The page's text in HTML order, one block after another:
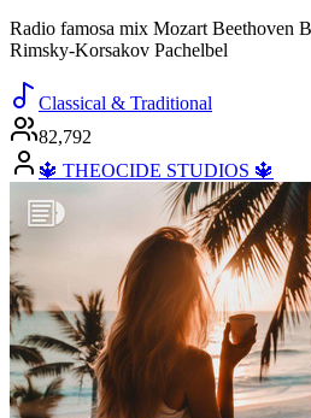
Radio famosa mix Mozart Beethoven
Rimsky-Korsakov Pachelbel
Classical & Traditional
82,792
🔱 THEOCIDE STUDIOS 🔱